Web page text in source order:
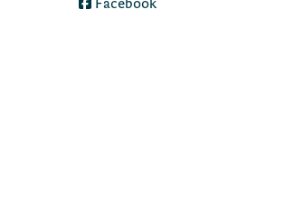
Facebook